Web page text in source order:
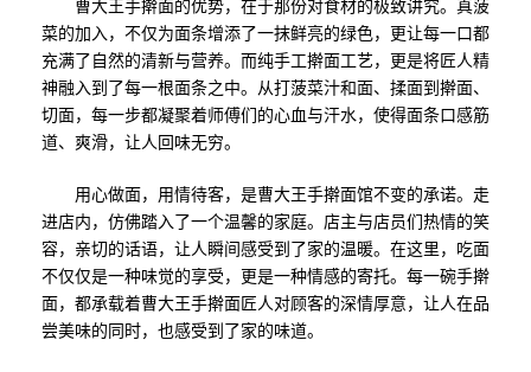
曹大王手擀面的优势，在于那份对食材的极致讲究。真菠
菜的加入，不仅为面条增添了一抹鲜亮的绿色，更让每一口都
充满了自然的清新与营养。而纯手工擀面工艺，更是将匠人精
神融入到了每一根面条之中。从打菠菜汁和面、揉面到擀面、
切面，每一步都凝聚着师傅们的心血与汗水，使得面条口感筋
道、爽滑，让人回味无穷。
用心做面，用情待客，是曹大王手擀面馆不变的承诺。走
进店内，仿佛踏入了一个温馨的家庭。店主与店员们热情的笑
容，亲切的话语，让人瞬间感受到了家的温暖。在这里，吃面
不仅仅是一种味觉的享受，更是一种情感的寄托。每一碗手擀
面，都承载着曹大王手擀面匠人对顾客的深情厚意，让人在品
尝美味的同时，也感受到了家的味道。